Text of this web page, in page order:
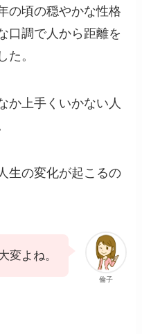
の頃の穏やかな性格
口調で人から距離を
た。
か上手くいかない人
生の変化が起こるの
倫子
変よね。